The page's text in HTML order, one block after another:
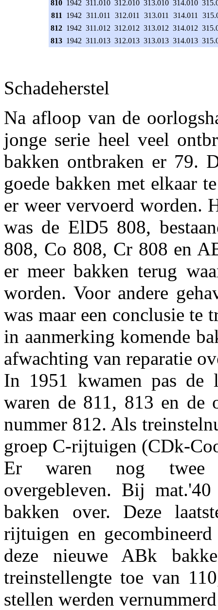
810 1942 311.010 312.010 313.010 314.010
811
1942 311.011 312.011 313.011 314.011
812 1942 311.012 312.012 313.012 314.012
813 1942 311.013 312.013 313.013 314.013
Schadeherstel
Na afloop van de
jonge serie heel veel
bakken ontbraken er 79.
goede bakken met elkaar
er weer vervoerd worden.
was de ElD5 808,
808, Co 808, Cr 808 en
er meer bakken terug
worden. Voor andere
was maar een conclusie
in aanmerking komende
afwachting van reparatie
In 1951 kwamen pas de
waren de 811, 813 en de
nummer 812. Als
groep C-rijtuigen (CDk-
Er waren nog twee
overgebleven. Bij
bakken over. Deze
rijtuigen en
deze nieuwe ABk
treinstellengte toe van
stellen werden